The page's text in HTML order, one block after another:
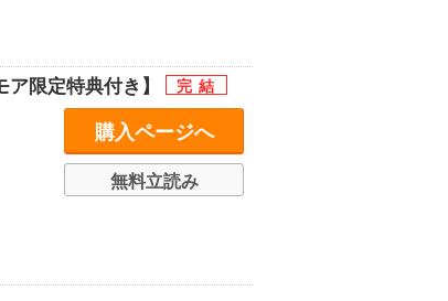
限定特典付き】
購入ページへ
無料立読み